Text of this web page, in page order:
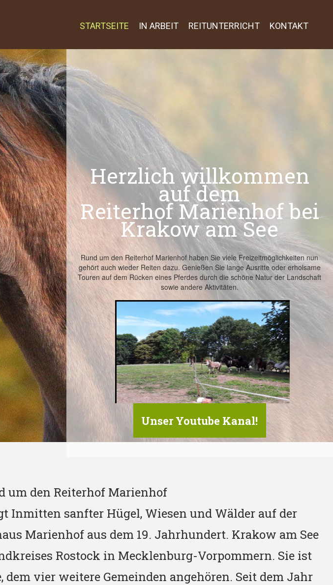
STARTSEITE IN ARBEIT REITUNTERRICHT KONTAKT
Herzlich willkommen
auf dem
Reiterhof Marienhof bei
Krakow am See
Rund um den Reiterhof Marienhof haben Sie viele Freizeitmöglichkeiten nun
gehört auch wieder Reiten dazu. Genießen Sie lange Ausritte oder erholsame
Touren auf dem Rücken eines Pferdes durch die schöne Natur der Landschaft
sowie andere Aktivitäten.
Unser Youtube Kanal!
um den Reiterhof Marienhof
Inmitten sanfter Hügel, Wiesen und Wälder auf der
Marienhof aus dem 19. Jahrhundert. Krakow am See
Rostock in Mecklenburg-Vorpommern. Sie ist
dem vier weitere Gemeinden angehören. Seit dem Jahr